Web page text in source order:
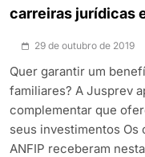
carreiras jurídicas
29 de outubro de 2019
Quer garantir um
familiares? A Jusprev
complementar que
seus investimentos
ANFIP receberam